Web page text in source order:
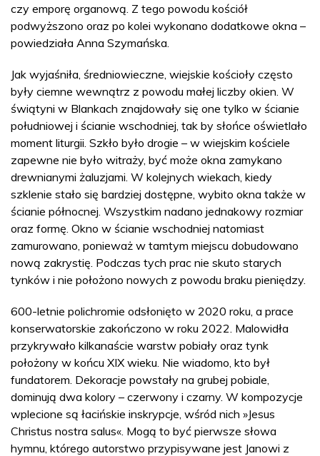
czy emporę organową. Z tego powodu kościół
podwyższono oraz po kolei wykonano dodatkowe okna –
powiedziała Anna Szymańska.
Jak wyjaśniła, średniowieczne, wiejskie kościoły często
były ciemne wewnątrz z powodu małej liczby okien. W
świątyni w Blankach znajdowały się one tylko w ścianie
południowej i ścianie wschodniej, tak by słońce oświetlało
moment liturgii. Szkło było drogie – w wiejskim kościele
zapewne nie było witraży, być może okna zamykano
drewnianymi żaluzjami. W kolejnych wiekach, kiedy
szklenie stało się bardziej dostępne, wybito okna także w
ścianie północnej. Wszystkim nadano jednakowy rozmiar
oraz formę. Okno w ścianie wschodniej natomiast
zamurowano, ponieważ w tamtym miejscu dobudowano
nową zakrystię. Podczas tych prac nie skuto starych
tynków i nie położono nowych z powodu braku pieniędzy.
600-letnie polichromie odsłonięto w 2020 roku, a prace
konserwatorskie zakończono w roku 2022. Malowidła
przykrywało kilkanaście warstw pobiały oraz tynk
położony w końcu XIX wieku. Nie wiadomo, kto był
fundatorem. Dekoracje powstały na grubej pobiale,
dominują dwa kolory – czerwony i czarny. W kompozycje
wplecione są łacińskie inskrypcje, wśród nich »Jesus
Christus nostra salus«. Mogą to być pierwsze słowa
hymnu, którego autorstwo przypisywane jest Janowi z